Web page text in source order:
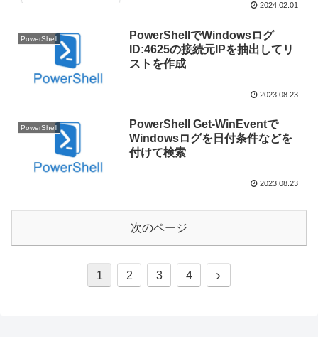
2024.02.01
PowerShell
PowerShellでWindowsログ
ID:4625の接続元IPを抽出してリ
ストを作成
2023.08.23
PowerShell
PowerShell Get-WinEventで
Windowsログを日付条件などを
付けて検索
2023.08.23
次のページ
1 2 3 4